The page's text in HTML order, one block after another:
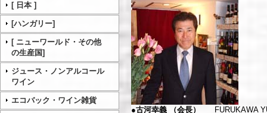
[ 日本 ]
[ハンガリー]
[ ニューワールド・その他
の生産国]
ジュース・ノンアルコール
ワイン
エコバック・ワイン雑貨
●古河幸義 （会長）
FURUKAWA